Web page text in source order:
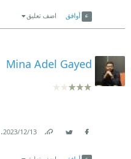
أوافق اضف تعليق
Mina Adel Gayed
13‏/12‏/2023
.